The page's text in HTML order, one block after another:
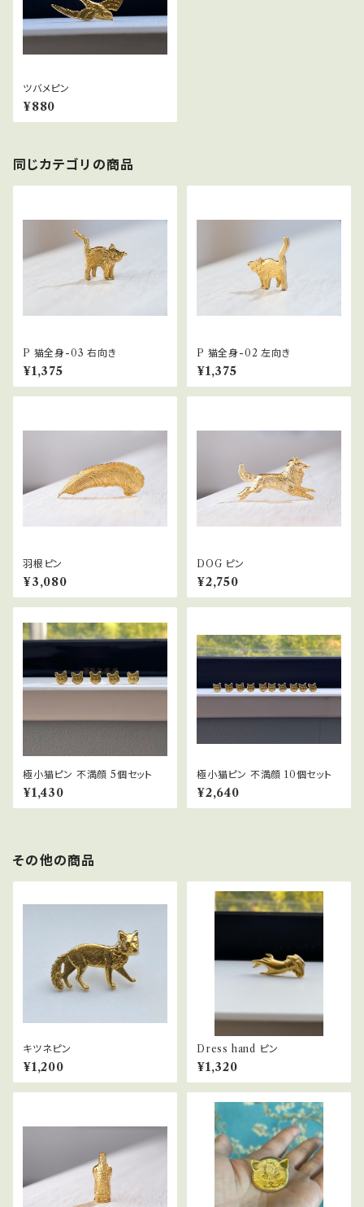
ツバメピン
¥880
同じカテゴリの商品
P 猫全身-03 右向き
¥1,375
P 猫全身-02 左向き
¥1,375
羽根ピン
¥3,080
DOG ピン
¥2,750
極小猫ピン 不満顔 5個セット
¥1,430
極小猫ピン 不満顔 10個セット
¥2,640
その他の商品
キツネピン
¥1,200
Dress hand ピン
¥1,320